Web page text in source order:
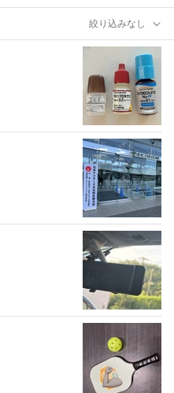
絞り込みなし